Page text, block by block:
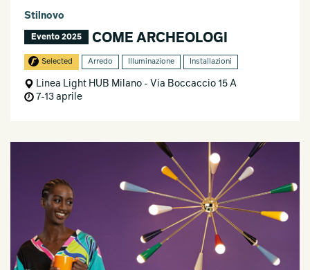
Stilnovo
Evento 2025 COME ARCHEOLOGI
Selected Arredo Illuminazione Installazioni
Linea Light HUB Milano - Via Boccaccio 15 A
7-13 aprile